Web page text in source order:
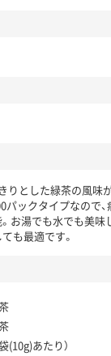
りとした緑茶の風味
ックタイプなので、
お湯でも水でも美味
も最適です。
(10g)あたり）